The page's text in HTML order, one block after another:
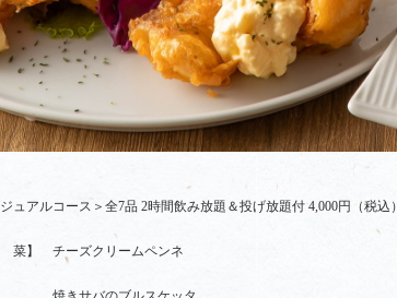
ュアルコース＞全7品 2時間飲み放題＆投げ放題付 4,000円（税込）
菜】 チーズクリームペンネ